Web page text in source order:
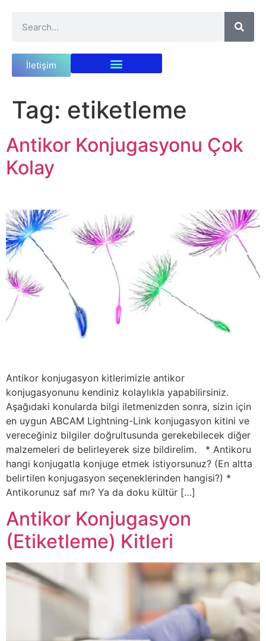
İletişim
Tag: etiketleme
Antikor Konjugasyonu Çok
Kolay
Antikor konjugasyon kitlerimizle antikor
konjugasyonunu kendiniz kolaylıkla yapabilirsiniz.
Aşağıdaki konularda bilgi iletmenizden sonra, sizin için
en uygun ABCAM Lightning-Link konjugasyon kitini ve
vereceğiniz bilgiler doğrultusunda gerekebilecek diğer
malzemeleri de belirleyerek size bildirelim. * Antikoru
hangi konjugatla konjuge etmek istiyorsunuz? (En altta
belirtilen konjugasyon seçeneklerinden hangisi?) *
Antikorunuz saf mı? Ya da doku kültür […]
Antikor Konjugasyon
(Etiketleme) Kitleri